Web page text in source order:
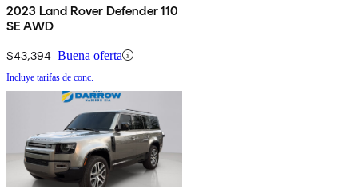
2023 Land Rover Defender 110
SE AWD
$43,394 Buena oferta
Incluye tarifas de conc.